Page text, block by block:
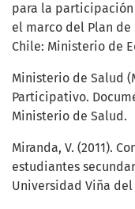
para la
el marco del Plan de
Chile: Ministerio de
Ministerio de Salud
Participativo.
Ministerio de Salud.
Miranda, V. (2011).
estudiantes
Universidad Viña del